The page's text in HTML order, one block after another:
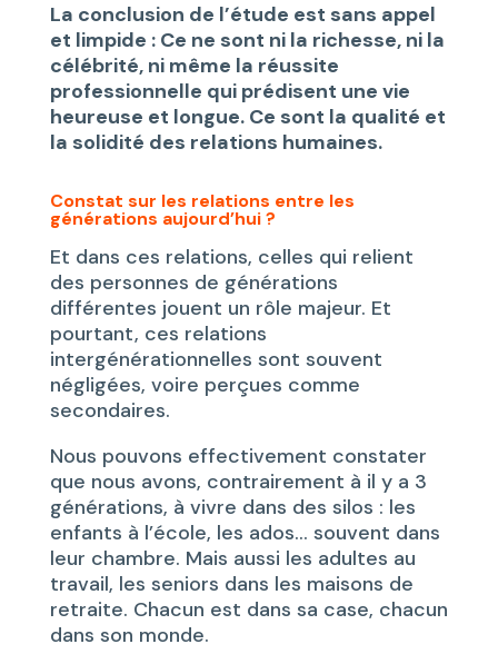
La conclusion de l’étude est sans appel
et limpide : Ce ne sont ni la richesse, ni la
célébrité, ni même la réussite
professionnelle qui prédisent une vie
heureuse et longue. Ce sont la qualité et
la solidité des relations humaines.
Constat sur les relations entre les
générations aujourd’hui ?
Et dans ces relations, celles qui relient
des personnes de générations
différentes jouent un rôle majeur. Et
pourtant, ces relations
intergénérationnelles sont souvent
négligées, voire perçues comme
secondaires.
Nous pouvons effectivement constater
que nous avons, contrairement à il y a 3
générations, à vivre dans des silos : les
enfants à l’école, les ados… souvent dans
leur chambre. Mais aussi les adultes au
travail, les seniors dans les maisons de
retraite. Chacun est dans sa case, chacun
dans son monde.